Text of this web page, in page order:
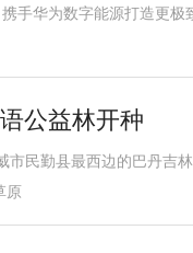
手华为数字能源打造更
公益林开种
民勤县最西边的巴丹吉
原